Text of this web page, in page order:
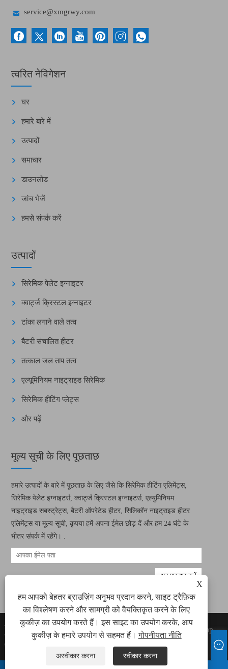
X
हम आपको बेहतर ब्राउज़िंग अनुभव प्रदान करने, साइट ट्रैफ़िक
का विश्लेषण करने और सामग्री को वैयक्तिकृत करने के लिए
कुकीज़ का उपयोग करते हैं। इस साइट का उपयोग करके, आप
कुकीज़ के हमारे उपयोग से सहमत हैं।गोपनीयता नीति
अस्वीकार करना स्वीकार करना
 service@xmgrwy.com
त्वरित नेविगेशन
घर
हमारे बारे में
उत्पादों
समाचार
डाउनलोड
जांच भेजें
हमसे संपर्क करें
उत्पादों
सिरेमिक पेलेट इग्नाइटर
क्वार्ट्ज क्रिस्टल इग्नाइटर
टांका लगाने वाले तत्व
बैटरी संचालित हीटर
तत्काल जल ताप तत्व
एल्यूमिनियम नाइट्राइड सिरेमिक
सिरेमिक हीटिंग प्लेट्स
और पढ़ें
मूल्य सूची के लिए पूछताछ
हमारे उत्पादों के बारे में पूछताछ के लिए जैसे कि सिरेमिक हीटिंग एलिमेंट्स,
सिरेमिक पेलेट इग्नाइटर्स, क्वार्ट्ज क्रिस्टल इग्नाइटर्स, एल्युमिनियम
नाइट्राइड सबस्ट्रेट्स, बैटरी ऑपरेटेड हीटर, सिलिकॉन नाइट्राइड हीटर
एलिमेंट्स या मूल्य सूची, कृपया हमें अपना ईमेल छोड़ दें और हम 24 घंटे के
भीतर संपर्क में रहेंगे। .
कॉपीराइट © 2022 ज़ियामेन ग्रीन वे इलेक्ट्रॉनिक
टेक्नोलॉजी कं, लिमिटेड सभी सिरेमिक हीटिंग तत्व, सिरेमिक
पेलेट इग्निटर्स राइट्स आरक्षित।
Links
Sitemap